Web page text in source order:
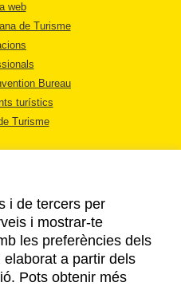
web
de Turisme
Bureau
turístics
Turisme
PRIVACITAT
i de tercers per
i mostrar-te
les preferències dels
a partir dels
Pots obtenir més